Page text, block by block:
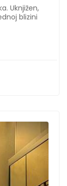
Uknjižen,
blizini